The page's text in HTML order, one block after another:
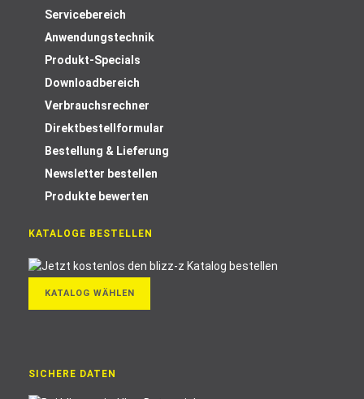
Servicebereich
Anwendungstechnik
Produkt-Specials
Downloadbereich
Verbrauchsrechner
Direktbestellformular
Bestellung & Lieferung
Newsletter bestellen
Produkte bewerten
KATALOGE BESTELLEN
KATALOG WÄHLEN
SICHERE DATEN